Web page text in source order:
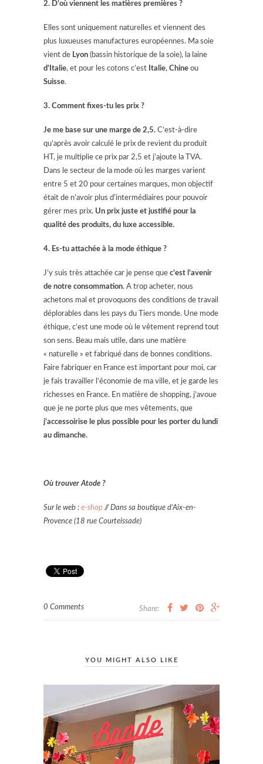
2. D’où viennent les matières premières ?
Elles sont uniquement naturelles et viennent des
plus luxueuses manufactures européennes. Ma soie
vient de Lyon (bassin historique de la soie), la laine
d’Italie, et pour les cotons c’est Italie, Chine ou
Suisse.
3. Comment fixes-tu les prix ?
Je me base sur une marge de 2,5. C’est-à-dire
qu’après avoir calculé le prix de revient du produit
HT, je multiplie ce prix par 2,5 et j’ajoute la TVA.
Dans le secteur de la mode où les marges varient
entre 5 et 20 pour certaines marques, mon objectif
était de n’avoir plus d’intermédiaires pour pouvoir
gérer mes prix. Un prix juste et justifié pour la
qualité des produits, du luxe accessible.
4. Es-tu attachée à la mode éthique ?
J’y suis très attachée car je pense que c’est l’avenir
de notre consommation. A trop acheter, nous
achetons mal et provoquons des conditions de travail
déplorables dans les pays du Tiers monde. Une mode
éthique, c’est une mode où le vêtement reprend tout
son sens. Beau mais utile, dans une matière
« naturelle » et fabriqué dans de bonnes conditions.
Faire fabriquer en France est important pour moi, car
je fais travailler l’économie de ma ville, et je garde les
richesses en France. En matière de shopping, j’avoue
que je ne porte plus que mes vêtements, que
j’accessoirise le plus possible pour les porter du lundi
au dimanche.
Où trouver Atode ?
Sur le web : e-shop // Dans sa boutique d’Aix-en-
Provence (18 rue Courteissade)
0 Comments Share:
YOU MIGHT ALSO LIKE